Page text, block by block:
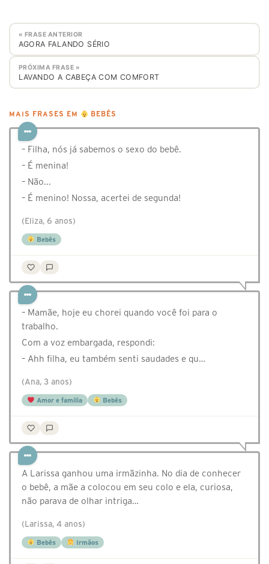
« FRASE ANTERIOR
AGORA FALANDO SÉRIO
PRÓXIMA FRASE »
LAVANDO A CABEÇA COM COMFORT
MAIS FRASES EM BEBÊS
– Filha, nós já sabemos o sexo do bebê.
– É menina!
– Não...
– É menino! Nossa, acertei de segunda!
(Eliza, 6 anos)
Bebês
– Mamãe, hoje eu chorei quando você foi para o
trabalho.
Com a voz embargada, respondi:
– Ahh filha, eu também senti saudades e qu…
(Ana, 3 anos)
Amor e família Bebês
A Larissa ganhou uma irmãzinha. No dia de conhecer
o bebê, a mãe a colocou em seu colo e ela, curiosa,
não parava de olhar intriga…
(Larissa, 4 anos)
Bebês Irmãos